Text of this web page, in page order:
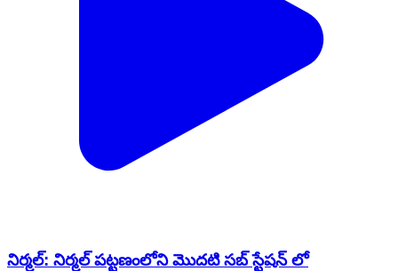
నిర్మల్: నిర్మల్ పట్టణంలోని మొదటి సబ్‌ స్టేషన్‌ లో